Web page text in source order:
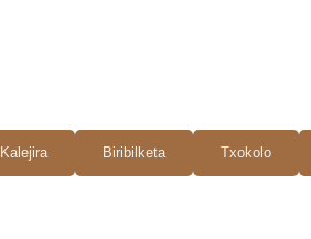
Kalejira Biribilketa Txokolo